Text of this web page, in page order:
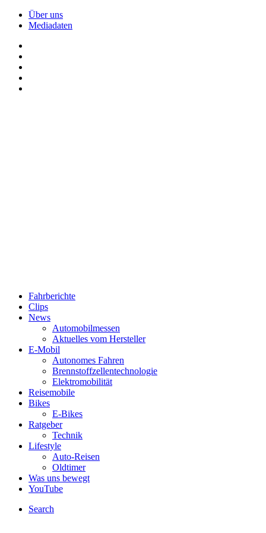
Über uns
Mediadaten
Fahrberichte
Clips
News
Automobilmessen
Aktuelles vom Hersteller
E-Mobil
Autonomes Fahren
Brennstoffzellentechnologie
Elektromobilität
Reisemobile
Bikes
E-Bikes
Ratgeber
Technik
Lifestyle
Auto-Reisen
Oldtimer
Was uns bewegt
YouTube
Search